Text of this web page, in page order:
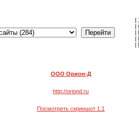
|
|
|
|
|
ООО Орион-Д
http://oriond.ru
Посмотреть скриншот 1:1